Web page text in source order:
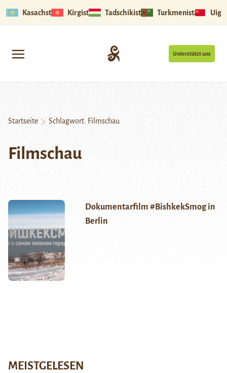
Kasachstan Kirgistan Tadschikistan Turkmenistan
Unterstützt uns
Startseite Schlagwort: Filmschau
Filmschau
Dokumentarfilm #BishkekSmog in
Berlin
MEISTGELESEN